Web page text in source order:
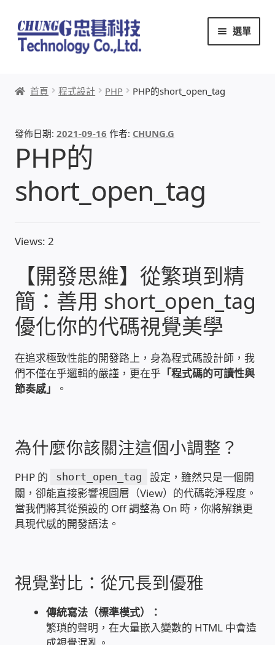
跳
至
導
列
跳
至
主
內
選單
本站文章導覽
本站AI文字客服
創辦人:林慶忠
頭份獅子會
竹南百齡扶輪社
收費標準依據
儀器設備
弱電工程-實績案例
插卡計費
監視器安裝維修-實績案例
雲端儲值型電表
電子鎖安裝-實績案例
首頁 程式設計 PHP PHP的short_open_tag
發佈日期:2021-09-16 作者: CHUNG.G
PHP的
short_open_tag
Views: 2
【開發思維】從繁瑣到精
簡：善用 short_open_tag
優化你的代碼視覺美學
在追求極致性能的開發路上，身為程式碼設計師，我
們不僅在乎邏輯的嚴謹，更在乎 「程式碼的可讀性與
節奏感」
。
為什麼你該關注這個小調整？
PHP 的 short_open_tag
設定，雖然只是一個開
關，卻能直接影響視圖層（View）的代碼乾淨程度。
當我們將其從預設的 Off 調整為 On 時，你將解鎖更
具現代感的開發語法。
視覺對比：從冗長到優雅
傳統寫法（標準模式）：
繁瑣的聲明，在大量嵌入變數的 HTML 中會造